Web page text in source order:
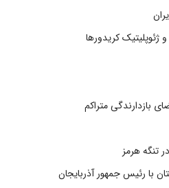
کریدورها
بازدارندگی متراکم
تنگه هرمز
با رئیس جمهور آذربایجان